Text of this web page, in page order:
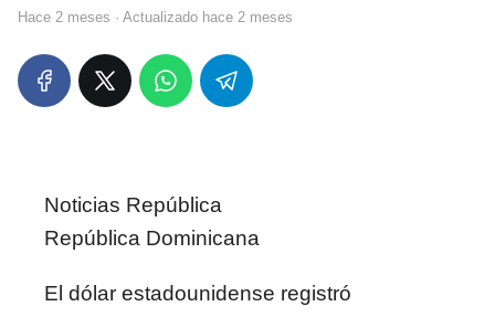
hace 2 meses · Actualizado hace 2 meses
Noticias República
República Dominicana
El dólar estadounidense registró